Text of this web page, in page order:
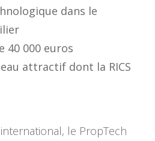
dans le
40 000 euros
attractif dont la RICS
le PropTech